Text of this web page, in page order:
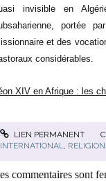
invisible en
portée
et des
considérables.
XIV en Afrique : les
LIEN PERMANENT
INTERNATIONAL,
commentaires sont